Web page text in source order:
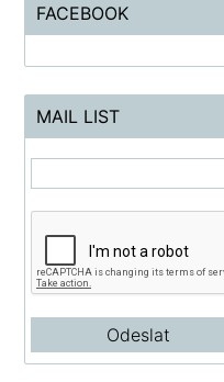
FACEBOOK
MAIL LIST